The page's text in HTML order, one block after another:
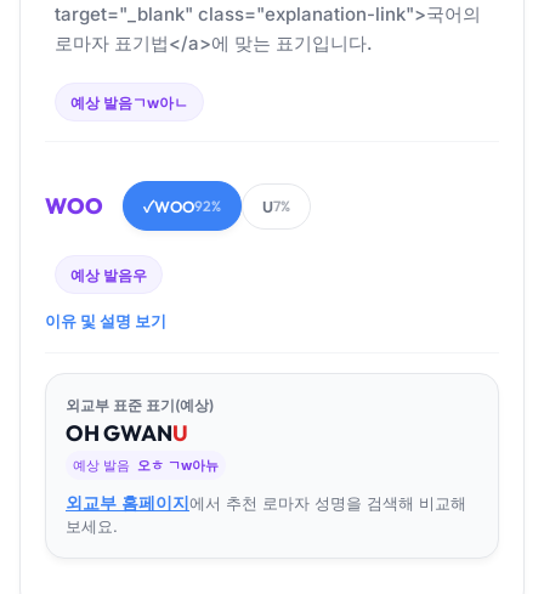
target="_blank" class="explanation-link">국어의
로마자 표기법</a>에 맞는 표기입니다.
예상 발음ㄱw아ㄴ
WOO ✓WOO92% U7%
예상 발음우
이유 및 설명 보기
외교부 표준 표기(예상)
OHGWANU
예상 발음 오ㅎ ㄱw아뉴
외교부 홈페이지에서 추천 로마자 성명을 검색해 비교해
보세요.